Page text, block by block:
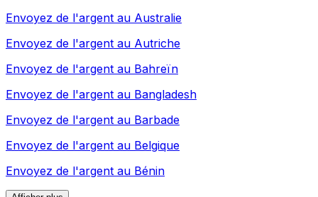
Envoyez de l'argent au Australie
Envoyez de l'argent au Autriche
Envoyez de l'argent au Bahreïn
Envoyez de l'argent au Bangladesh
Envoyez de l'argent au Barbade
Envoyez de l'argent au Belgique
Envoyez de l'argent au Bénin